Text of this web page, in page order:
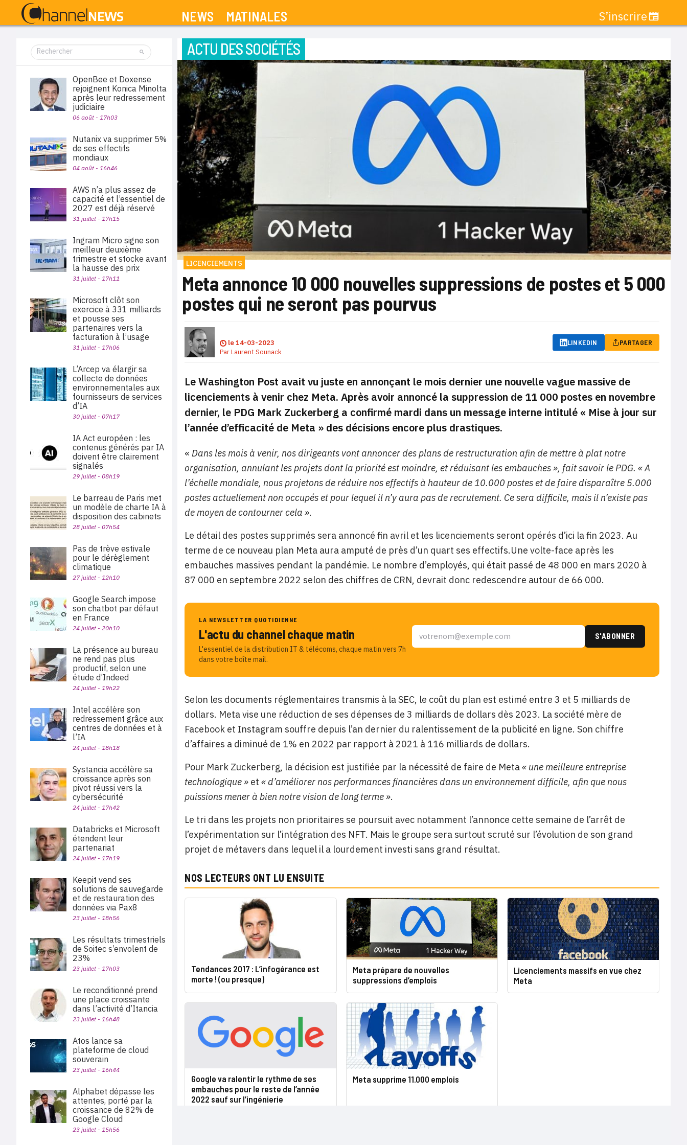
NEWS MATINALES S’inscrire
ACTU DES SOCIÉTÉS
LICENCIEMENTS
Meta annonce 10 000 nouvelles suppressions de postes et 5 000
postes qui ne seront pas pourvus
le14-03-2023
ParLaurent Sounack
LINKEDIN PARTAGER
Le Washington Post avait vu juste en annonçant le mois dernier une nouvelle vague massive de
licenciements à venir chez Meta. Après avoir annoncé la suppression de 11 000 postes en novembre
dernier, le PDG Mark Zuckerberg a confirmé mardi dans un message interne intitulé « Mise à jour sur
l’année d’efficacité de Meta » des décisions encore plus drastiques.
« Dans les mois à venir, nos dirigeants vont annoncer des plans de restructuration afin de mettre à plat notre
organisation, annulant les projets dont la priorité est moindre, et réduisant les embauches », fait savoir le PDG. «A
l’échelle mondiale, nous projetons de réduire nos effectifs à hauteur de 10.000 postes et de faire disparaître 5.000
postes actuellement non occupés et pour lequel il n’y aura pas de recrutement. Ce sera difficile, mais il n’existe pas
de moyen de contourner cela ».
Le détail des postes supprimés sera annoncé fin avril et les licenciements seront opérés d’ici la fin 2023. Au
terme de ce nouveau plan Meta aura amputé de près d’un quart ses effectifs.Une volte-face après les
embauches massives pendant la pandémie. Le nombre d’employés, qui était passé de 48 000 en mars 2020 à
87 000 en septembre 2022 selon des chiffres de CRN, devrait donc redescendre autour de 66 000.
LA NEWSLETTER QUOTIDIENNE
L'actu du channel chaque matin
L'essentiel de la distribution IT & télécoms, chaque matin vers 7h
dans votre boîte mail.
Selon les documents réglementaires transmis à la SEC, le coût du plan est estimé entre 3 et 5 milliards de
dollars. Meta vise une réduction de ses dépenses de 3 milliards de dollars dès 2023. La société mère de
Facebook et Instagram souffre depuis l’an dernier du ralentissement de la publicité en ligne. Son chiffre
d’affaires a diminué de 1% en 2022 par rapport à 2021 à 116 milliards de dollars.
Pour Mark Zuckerberg, la décision est justifiée par la nécessité de faire de Meta« une meilleure entreprise
technologique » et « d’améliorer nos performances financières dans un environnement difficile, afin que nous
puissions mener à bien notre vision de long terme ».
Le tri dans les projets non prioritaires se poursuit avec notamment l’annonce cette semaine de l’arrêt de
l’expérimentation sur l’intégration des NFT. Mais le groupe sera surtout scruté sur l’évolution de son grand
projet de métavers dans lequel il a lourdement investi sans grand résultat.
NOS LECTEURS ONT LU ENSUITE
Tendances 2017 : L’infogérance est
morte ! (ou presque)
Meta prépare de nouvelles
suppressions d’emplois
Licenciements massifs en vue chez
Meta
Google va ralentir le rythme de ses
embauches pour le reste de l’année
2022 sauf sur l’ingénierie
Meta supprime 11.000 emplois
OpenBee et Doxense
rejoignent Konica Minolta
après leur redressement
judiciaire
06 août - 17h03
Nutanix va supprimer 5%
de ses effectifs
mondiaux
04 août - 16h46
AWS n’a plus assez de
capacité et l’essentiel de
2027 est déjà réservé
31 juillet - 17h15
Ingram Micro signe son
meilleur deuxième
trimestre et stocke avant
la hausse des prix
31 juillet - 17h11
Microsoft clôt son
exercice à 331 milliards
et pousse ses
partenaires vers la
facturation à l’usage
31 juillet - 17h06
L’Arcep va élargir sa
collecte de données
environnementales aux
fournisseurs de services
d’IA
30 juillet - 07h17
IA Act européen : les
contenus générés par IA
doivent être clairement
signalés
29 juillet - 08h19
Le barreau de Paris met
un modèle de charte IA à
disposition des cabinets
28 juillet - 07h54
Pas de trève estivale
pour le dérèglement
climatique
27 juillet - 12h10
Google Search impose
son chatbot par défaut
en France
24 juillet - 20h10
La présence au bureau
ne rend pas plus
productif, selon une
étude d’Indeed
24 juillet - 19h22
Intel accélère son
redressement grâce aux
centres de données et à
l’IA
24 juillet - 18h18
Systancia accélère sa
croissance après son
pivot réussi vers la
cybersécurité
24 juillet - 17h42
Databricks et Microsoft
étendent leur
partenariat
24 juillet - 17h19
Keepit vend ses
solutions de sauvegarde
et de restauration des
données via Pax8
23 juillet - 18h56
Les résultats trimestriels
de Soitec s’envolent de
23%
23 juillet - 17h03
Le reconditionné prend
une place croissante
dans l’activité d’Itancia
23 juillet - 16h48
Atos lance sa
plateforme de cloud
souverain
23 juillet - 16h44
Alphabet dépasse les
attentes, porté par la
croissance de 82% de
Google Cloud
23 juillet - 15h56